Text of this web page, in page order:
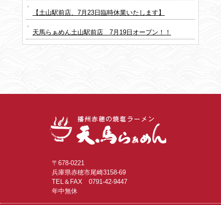
【土山駅前店、7月23日臨時休業いたします】
天馬らぁめん土山駅前店 7月19日オープン！！
〒678-0221
兵庫県赤穂市尾崎3158-69
TEL＆FAX 0791-42-9447
年中無休